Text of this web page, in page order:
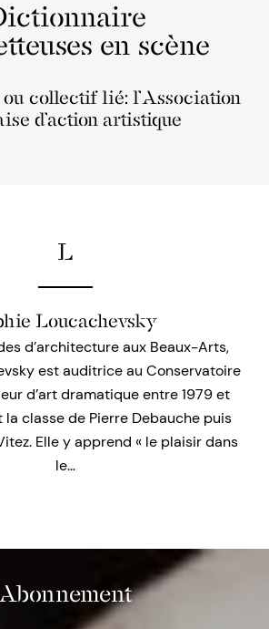
en scène
collectif lié: l’Association
d’action artistique
L
Loucachevsky
d’architecture aux Beaux-Arts,
est auditrice au Conservatoire
d’art dramatique entre 1979 et
la classe de Pierre Debauche puis
Elle y apprend « le plaisir dans
le…
Abonnement